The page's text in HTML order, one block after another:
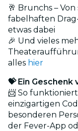
🥂 Brunchs –
fabelhaften
etwas dabei
🎉 Und vieles
alles hier
💝 Ein
📨 So
einzigartigen
besonderen
der Fever-App